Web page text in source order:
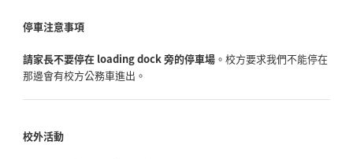
停車注意事項
請家長不要停在 loading dock 旁的停車場。校方要求我們不能停在
那邊會有校方公務車進出。
校外活動